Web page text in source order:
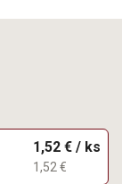
1,52 € / ks
1,52 €